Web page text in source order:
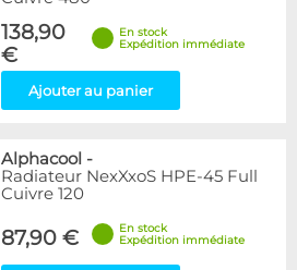
138,90
€
En stock
Expédition immédiate
Ajouter au panier
Alphacool -
Radiateur NexXxoS HPE-45 Full
Cuivre 120
87,90 €
En stock
Expédition immédiate